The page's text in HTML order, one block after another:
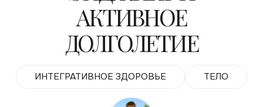
АКТИВНОЕ
ДОЛГОЛЕТИЕ
ИНТЕГРАТИВНОЕ ЗДОРОВЬЕ ТЕЛО